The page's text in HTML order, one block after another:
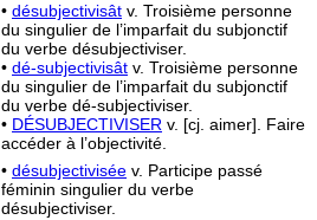
• désubjectivisât v. Troisième personne
du singulier de l’imparfait du subjonctif
du verbe désubjectiviser.
• dé-subjectivisât v. Troisième personne
du singulier de l’imparfait du subjonctif
du verbe dé-subjectiviser.
• DÉSUBJECTIVISER v. [cj. aimer]. Faire
accéder à l’objectivité.
• désubjectivisée v. Participe passé
féminin singulier du verbe
désubjectiviser.